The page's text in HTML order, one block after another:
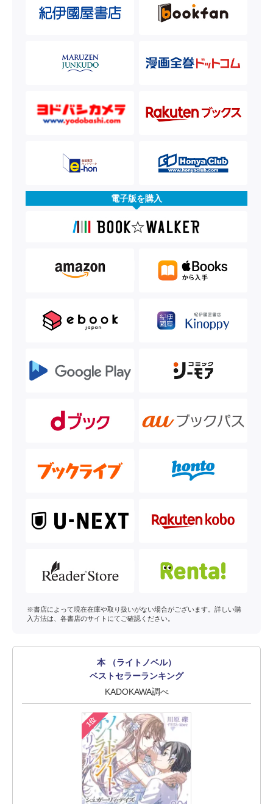
電子版を購入
※書店によって現在在庫や取り扱いがない場合がございます。詳しい購
入方法は、各書店のサイトにてご確認ください。
本 （ライトノベル）
ベストセラーランキング
KADOKAWA調べ
1位